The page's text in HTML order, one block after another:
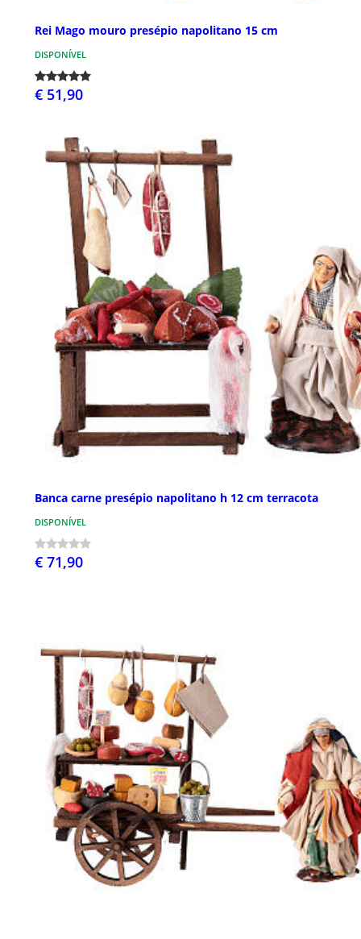
Rei Mago mouro presépio napolitano 15 cm
DISPONÍVEL
€ 51,90
Banca carne presépio napolitano h 12 cm terracota
DISPONÍVEL
€ 71,90